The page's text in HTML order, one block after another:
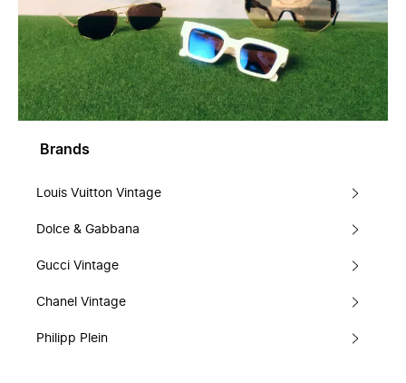
Brands
Louis Vuitton Vintage
Dolce & Gabbana
Gucci Vintage
Chanel Vintage
Philipp Plein